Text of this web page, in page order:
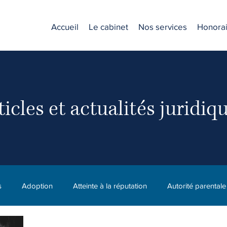
Accueil Le cabinet Nos services
et actualités
Adoption Atteinte à la réputation Autorité parentale